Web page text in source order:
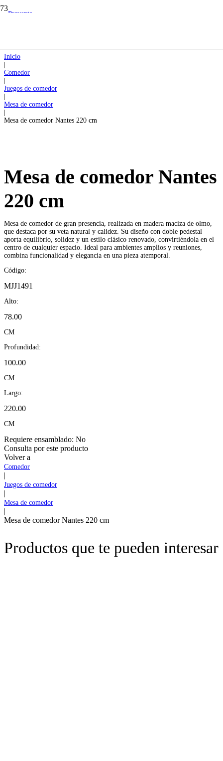
Inicio
Comedor
Juegos de comedor
Mesa de comedor
Mesa de comedor Nantes 220 cm
Mesa de comedor Nantes
220 cm
Mesa de comedor de gran presencia, realizada en madera maciza de olmo,
que destaca por su veta natural y calidez. Su diseño con doble pedestal
aporta equilibrio, solidez y un estilo clásico renovado, convirtiéndola en el
centro de cualquier espacio. Ideal para ambientes amplios y reuniones,
combina funcionalidad y elegancia en una pieza atemporal.
Código:
MJJ1491
Alto:
78.00
CM
Profundidad:
100.00
CM
Largo:
220.00
CM
Requiere ensamblado: No
Consulta por este producto
Volver a
Comedor
|
Juegos de comedor
|
Mesa de comedor
|
Mesa de comedor Nantes 220 cm
Productos que te pueden interesar
Preventa